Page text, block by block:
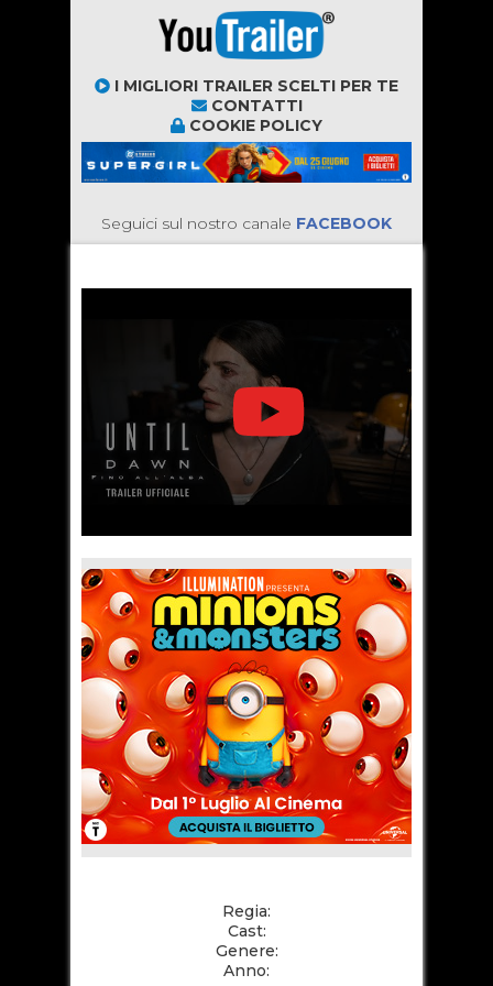
I MIGLIORI TRAILER SCELTI PER TE
CONTATTI
COOKIE POLICY
Seguici sul nostro canale FACEBOOK
Regia:
Cast:
Genere:
Anno: